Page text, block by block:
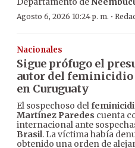
Agosto 6, 2026 10:24 p. m. ·
Nacionales
Sigue prófugo el
autor del
en Curuguaty
El sospechoso del
Martínez Paredes cuenta
internacional ante
Brasil. La víctima había
obtenido una orden de